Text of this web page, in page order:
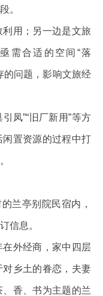
。
用；另一边是文旅
需合适的空间“落
问题，影响文旅经
凤”“旧厂新用”等方
置资源的过程中打
兰亭别院民宿内，
信息。
外经商，家中四层
乡土的眷恋，夫妻
香、书为主题的兰